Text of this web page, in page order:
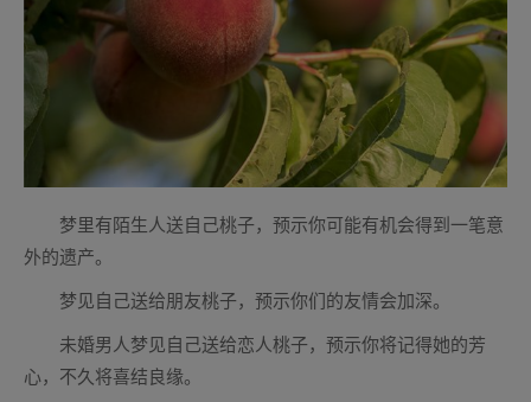
梦里有陌生人送自己桃子，预示你可能有机会得到一笔意
外的遗产。
梦见自己送给朋友桃子，预示你们的友情会加深。
未婚男人梦见自己送给恋人桃子，预示你将记得她的芳
心，不久将喜结良缘。